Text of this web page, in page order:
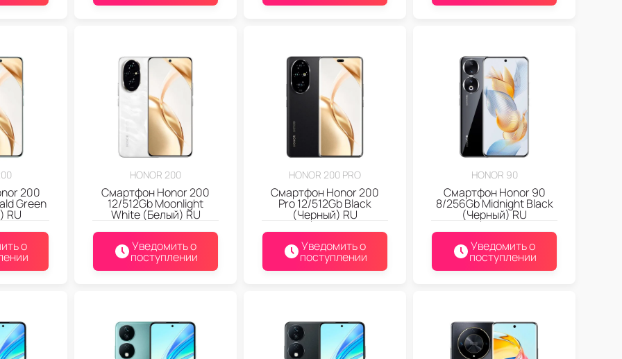
200
Green
RU
о
HONOR 200
Смартфон Honor 200
12/512Gb Moonlight
White (Белый) RU
Уведомить о
поступлении
HONOR 200 PRO
Смартфон Honor 200
Pro 12/512Gb Black
(Черный) RU
Уведомить о
поступлении
HONOR 90
Смартфон Honor 90
8/256Gb Midnight Black
(Черный) RU
Уведомить о
поступлении